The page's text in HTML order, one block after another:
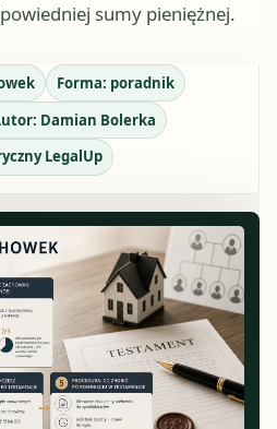
sumy pieniężnej.
Forma: poradnik
Damian Bolerka
LegalUp